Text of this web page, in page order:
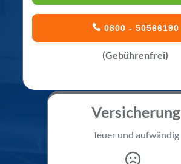
0800 - 50566190
(Gebührenfrei)
Versicherung
Teuer und aufwändig